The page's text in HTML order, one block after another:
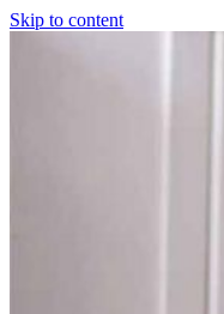
Skip to content